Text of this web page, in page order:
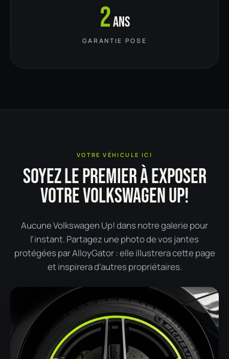
2ans
GARANTIE POSE
VOTRE VÉHICULE ICI
SOYEZ LE PREMIER À EXPOSER
VOTRE VOLKSWAGEN UP!
Aucune Volkswagen Up! dans notre galerie pour
l'instant. Partagez une photo de vos jantes
protégées par AlloyGator : elle illustrera cette page
et inspirera d'autres propriétaires.